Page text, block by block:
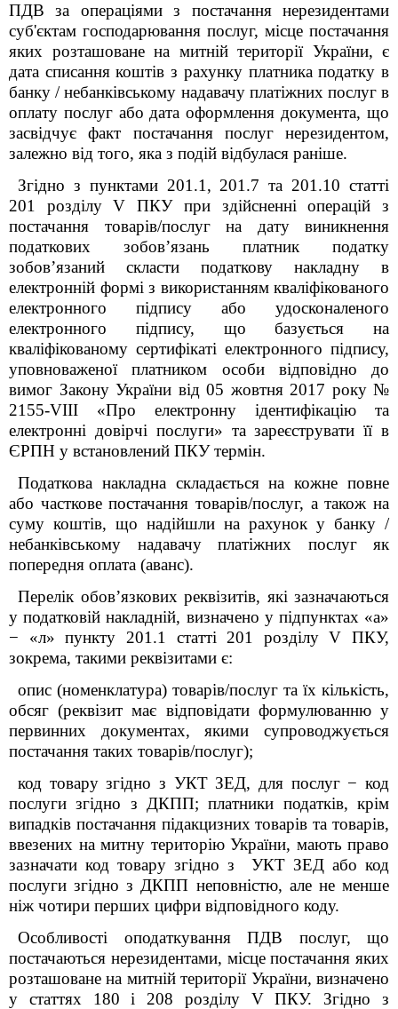
ПДВ за операціями з постачання нерезидентами
суб'єктам господарювання послуг, місце постачання
яких розташоване на митній території України, є
дата списання коштів з рахунку платника податку в
банку / небанківському надавачу платіжних послуг в
оплату послуг або дата оформлення документа, що
засвідчує факт постачання послуг нерезидентом,
залежно від того, яка з подій відбулася раніше.
Згідно з пунктами 201.1, 201.7 та 201.10 статті
201 розділуV ПКУ при здійсненні операцій з
постачання товарів/послуг на дату виникнення
податкових зобов’язань платник податку
зобов’язаний скласти податкову накладну в
електронній формі з використанням кваліфікованого
електронного підпису або удосконаленого
електронного підпису, що базується на
кваліфікованому сертифікаті електронного підпису,
уповноваженої платником особи відповідно до
вимог Закону України від 05 жовтня 2017 року №
2155-VIII «Про електронну ідентифікацію та
електронні довірчі послуги» та зареєструвати її в
ЄРПН у встановлений ПКУ термін.
Податкова накладна складається на кожне повне
або часткове постачання товарів/послуг, а також на
суму коштів, що надійшли на рахунок у банку /
небанківському надавачу платіжних послуг як
попередня оплата (аванс).
Перелік обов’язкових реквізитів, які зазначаються
у податковій накладній, визначено у підпунктах «а»
− «л» пункту 201.1 статті 201 розділуV ПКУ,
зокрема, такими реквізитами є:
опис (номенклатура) товарів/послуг та їх кількість,
обсяг (реквізит має відповідати формулюванню у
первинних документах, якими супроводжується
постачання таких товарів/послуг);
код товару згідно з УКТ ЗЕД, для послуг − код
послуги згідно з ДКПП; платники податків, крім
випадків постачання підакцизних товарів та товарів,
ввезених на митну територію України, мають право
зазначати код товару згідно з УКТ ЗЕД або код
послуги згідно з ДКПП неповністю, але не менше
ніж чотири перших цифри відповідного коду.
Особливості оподаткування ПДВ послуг, що
постачаються нерезидентами, місце постачання яких
розташоване на митній території України, визначено
у статтях 180 і 208 розділу VПКУ. Згідно з